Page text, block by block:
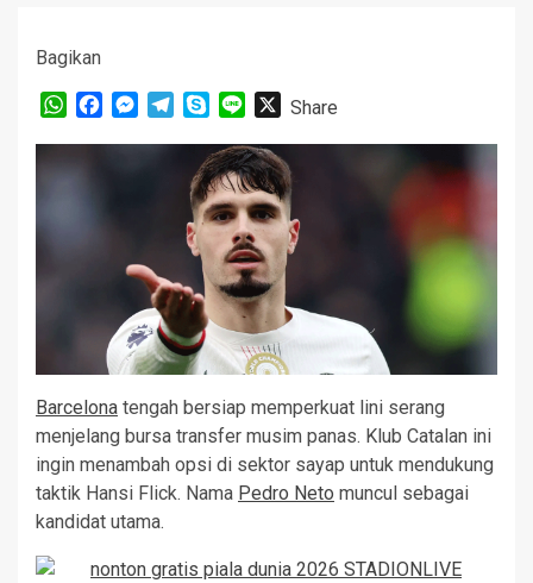
Bagikan
WhatsApp
FacebookMessenger
TelegramSkypeLine XShare
Barcelona tengah bersiap memperkuat lini serang
menjelang bursa transfer musim panas. Klub Catalan ini
ingin menambah opsi di sektor sayap untuk mendukung
taktik Hansi Flick. Nama Pedro Neto muncul sebagai
kandidat utama.